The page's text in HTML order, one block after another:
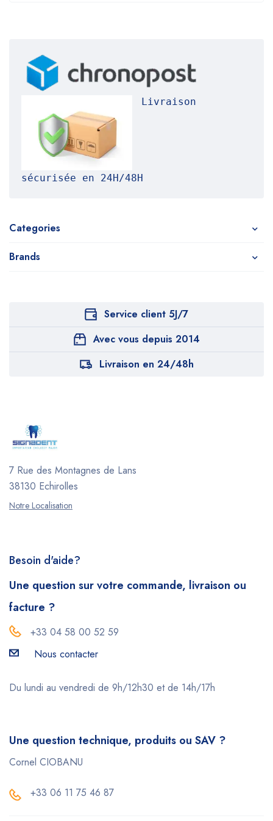
Categories
Brands
Livraison
sécurisée en 24H/48H
Service client 5J/7
Avec vous depuis 2014
Livraison en 24/48h
7 Rue des Montagnes de Lans
38130 Echirolles
Notre Localisation
Besoin d'aide?
Une question sur votre commande, livraison ou
facture ?
+33 04 58 00 52 59
Nous contacter
Du lundi au vendredi de 9h/12h30 et de 14h/17h
Une question technique, produits ou SAV ?
Cornel CIOBANU
+33 06 11 75 46 87